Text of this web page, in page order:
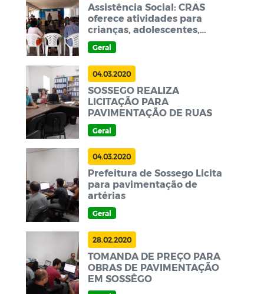
Assistência Social: CRAS
oferece atividades para
crianças, adolescentes,
gestantes e idosos
Geral
04.03.2020
SOSSEGO REALIZA
LICITAÇÃO PARA
PAVIMENTAÇÃO DE RUAS
Geral
04.03.2020
Prefeitura de Sossego Licita
para pavimentação de
artérias
Geral
28.02.2020
TOMANDA DE PREÇO PARA
OBRAS DE PAVIMENTAÇÃO
EM SOSSÊGO